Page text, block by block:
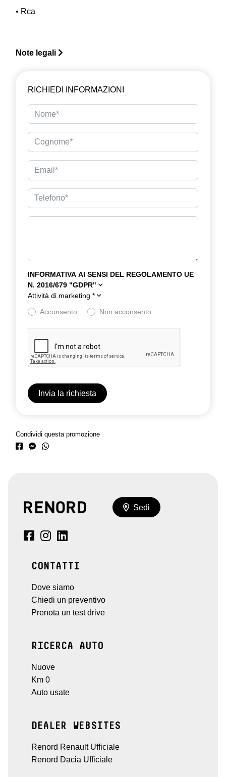
• Rca
Note legali
RICHIEDI INFORMAZIONI
INFORMATIVA AI SENSI DEL REGOLAMENTO UE
N. 2016/679 "GDPR"
Attività di marketing *
Acconsento Non acconsento
Condividi questa promozione
Sedi
CONTATTI
Dove siamo
Chiedi un preventivo
Prenota un test drive
RICERCA AUTO
Nuove
Km 0
Auto usate
DEALER WEBSITES
Renord Renault Ufficiale
Renord Dacia Ufficiale